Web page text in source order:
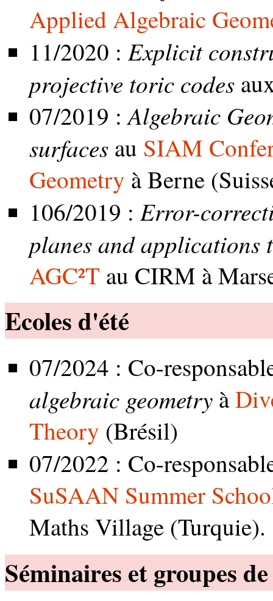
Applied Algebraic
11/2020 : Explicit
projective toric codes
07/2019 :Algebraic
surfaces au SIAM
Geometry à Berne
106/2019 : Error-
planes and
AGC²T au CIRM à
Ecoles d'été
07/2024 : Co-
algebraic geometry à
Theory (Brésil)
07/2022 : Co-
SuSAAN Summer
Maths Village (Turquie).
Séminaires et groupes